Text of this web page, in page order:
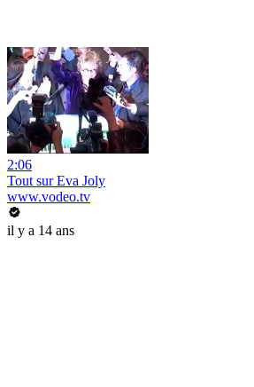
2:06
Tout sur Eva Joly
www.vodeo.tv
il y a 14 ans